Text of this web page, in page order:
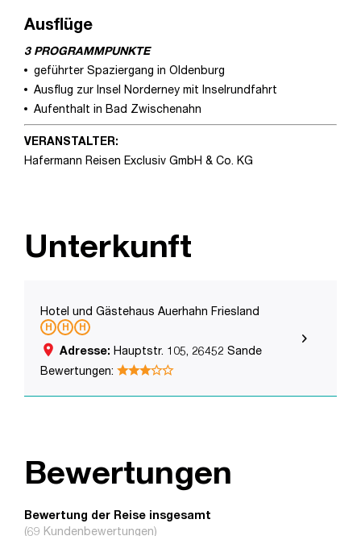
Ausflüge
3 PROGRAMMPUNKTE
geführter Spaziergang in Oldenburg
Ausflug zur Insel Norderney mit Inselrundfahrt
Aufenthalt in Bad Zwischenahn
VERANSTALTER:
Hafermann Reisen Exclusiv GmbH & Co. KG
Unterkunft
Hotel und Gästehaus Auerhahn Friesland
place Adresse: Hauptstr. 105, 26452 Sande
Bewertungen:
Bewertungen
Bewertung der Reise insgesamt
(69 Kundenbewertungen)